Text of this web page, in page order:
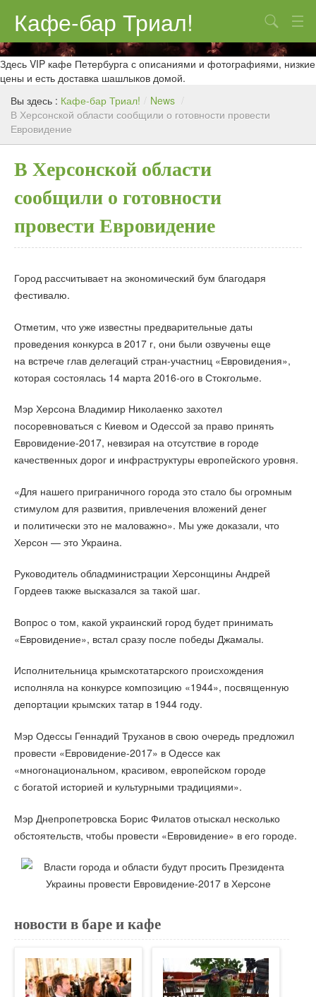
Кафе-бар Триал!
О нас
Меню
Контакты
Реклама
Поиск
Здесь VIP кафе Петербурга с описаниями и фотографиями, низкие
цены и есть доставка шашлыков домой.
Вы здесь : Кафе-бар Триал! / News /
В Херсонской области сообщили о готовности провести
Евровидение
В Херсонской области
сообщили о готовности
провести Евровидение
Город рассчитывает на экономический бум благодаря
фестивалю.
Отметим, что уже известны предварительные даты
проведения конкурса в 2017 г, они были озвучены еще
на встрече глав делегаций стран-участниц «Евровидения»,
которая состоялась 14 марта 2016-ого в Стокгольме.
Мэр Херсона Владимир Николаенко захотел
посоревноваться с Киевом и Одессой за право принять
Евровидение-2017, невзирая на отсутствие в городе
качественных дорог и инфраструктуры европейского уровня.
«Для нашего приграничного города это стало бы огромным
стимулом для развития, привлечения вложений денег
и политически это не маловажно». Мы уже доказали, что
Херсон — это Украина.
Руководитель обладминистрации Херсонщины Андрей
Гордеев также высказался за такой шаг.
Вопрос о том, какой украинский город будет принимать
«Евровидение», встал сразу после победы Джамалы.
Исполнительница крымскотатарского происхождения
исполняла на конкурсе композицию «1944», посвященную
депортации крымских татар в 1944 году.
Мэр Одессы Геннадий Труханов в свою очередь предложил
провести «Евровидение-2017» в Одессе как
«многонациональном, красивом, европейском городе
с богатой историей и культурными традициями».
Мэр Днепропетровска Борис Филатов отыскал несколько
обстоятельств, чтобы провести «Евровидение» в его городе.
новости в баре и кафе